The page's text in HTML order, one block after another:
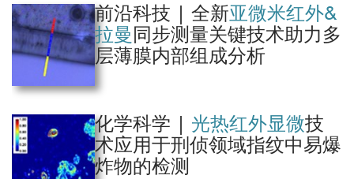
前沿科技 | 全新亚微米红外&
拉曼同步测量关键技术助力多
层薄膜内部组成分析
化学科学 | 光热红外显微技
术应用于刑侦领域指纹中易爆
炸物的检测
Mapping ancient sedimentary organic matter molecular structure at nanoscal
es using optical photothermal infrared spectroscopy. Jubb, A. et al.Organic G
eochemistry, 2023
A review on analytical performance of micro- and nanoplastics analysis meth
ods. Thaiba, B.M. et al.Arabian Journal of Chemistry, 2023
部分用户评价：
https://qd-china.com/zh/jsonline/detail/2105271616091
https://qd-china.com/zh/jsonline/detail/2105261799921
https://qd-china.com/zh/jsonline/detail/2104281190055